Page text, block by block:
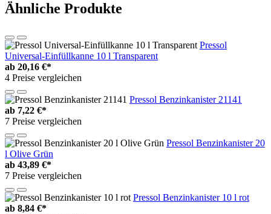
Ähnliche Produkte
Pressol
Universal-Einfüllkanne 10 l Transparent
ab 20,16 €*
4 Preise vergleichen
Pressol Benzinkanister 21141
ab 7,22 €*
7 Preise vergleichen
Pressol Benzinkanister 20
l Olive Grün
ab 43,89 €*
7 Preise vergleichen
Pressol Benzinkanister 10 l rot
ab 8,84 €*